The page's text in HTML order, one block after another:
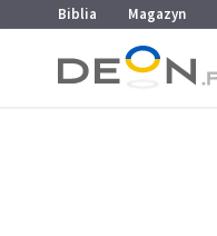
Przejdź do menu głównego
Przejdź do treści
Biblia Magazyn